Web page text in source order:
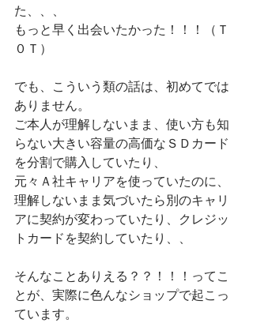
た、、、
もっと早く出会いたかった！！！（Ｔ
０Ｔ）
でも、こういう類の話は、初めてでは
ありません。
ご本人が理解しないまま、使い方も知
らない大きい容量の高価なＳＤカード
を分割で購入していたり、
元々Ａ社キャリアを使っていたのに、
理解しないまま気づいたら別のキャリ
アに契約が変わっていたり、クレジッ
トカードを契約していたり、、
そんなことありえる？？！！！ってこ
とが、実際に色んなショップで起こっ
ています。